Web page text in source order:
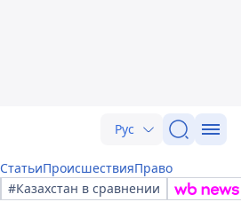
Рус
СтатьиПроисшествияПраво
#Казахстан в сравнении